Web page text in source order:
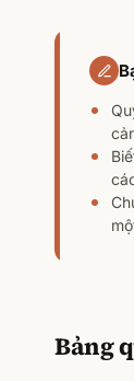
Bảng